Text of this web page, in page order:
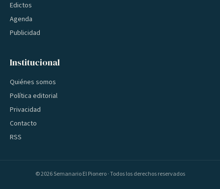
Edictos
Agenda
Publicidad
Institucional
Quiénes somos
Política editorial
Privacidad
Contacto
RSS
©2026Semanario El Pionero · Todos los derechos reservados